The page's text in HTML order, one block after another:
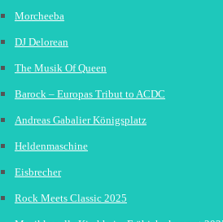
Morcheeba
DJ Delorean
The Musik Of Queen
Barock – Europas Tribut to ACDC
Andreas Gabalier Königsplatz
Heldenmaschine
Eisbrecher
Rock Meets Classic 2025